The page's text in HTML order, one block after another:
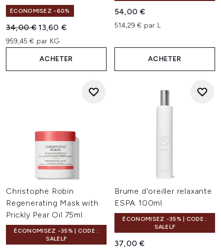
ÉCONOMISEZ -60%
Prix de vente :
34,00 €Prix ​​actuel :
13,60 €
959,45 € par KG
ACHETER
54,00 €
514,29 € par L
ACHETER
Christophe Robin
Regenerating Mask with
Prickly Pear Oil 75ml
ÉCONOMISEZ -35% | CODE :
SALELF
Brume d'oreiller relaxante
ESPA 100ml
ÉCONOMISEZ -35% | CODE :
SALELF
37,00 €